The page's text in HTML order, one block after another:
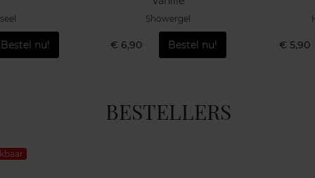
Bestel nu!
Showergel
€ 6,90 Bestel nu! € 5,90
BESTELLERS